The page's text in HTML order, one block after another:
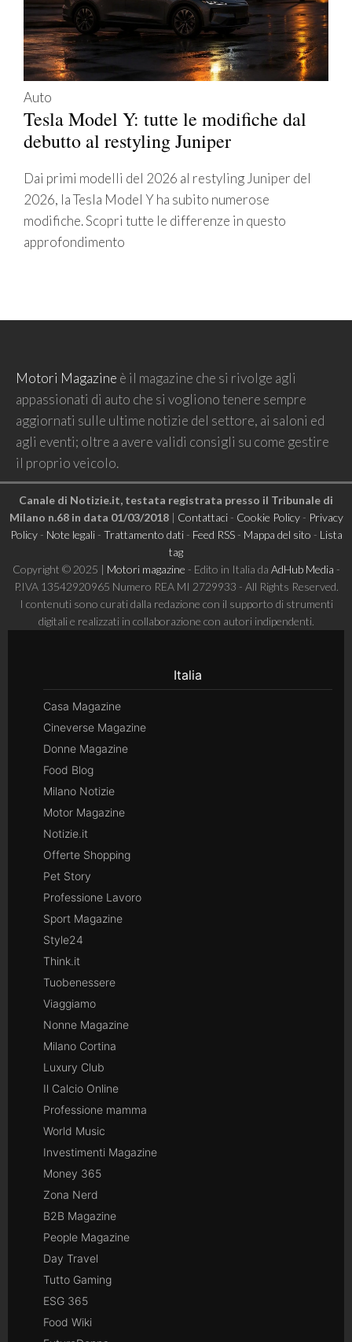
Auto
Tesla Model Y: tutte le modifiche dal
debutto al restyling Juniper
Dai primi modelli del 2026 al restyling Juniper del
2026, la Tesla Model Y ha subito numerose
modifiche. Scopri tutte le differenze in questo
approfondimento
Motori Magazine è il magazine che si rivolge agli
appassionati di auto che si vogliono tenere sempre
aggiornati sulle ultime notizie del settore, ai saloni ed
agli eventi; oltre a avere validi consigli su come gestire
il proprio veicolo.
Canale di Notizie.it, testata registrata presso il Tribunale di
Milano n.68 in data 01/03/2018| Contattaci- Cookie Policy- Privacy
Policy- Note legali- Trattamento dati- Feed RSS- Mappa del sito - Lista
tag
Copyright © 2025 | Motori magazine - Edito in Italia da AdHub Media -
P.IVA 13542920965 Numero REA MI 2729933 - All Rights Reserved.
I contenuti sono curati dalla redazione con il supporto di strumenti
digitali e realizzati in collaborazione con autori indipendenti.
Italia
Casa Magazine
Cineverse Magazine
Donne Magazine
Food Blog
Milano Notizie
Motor Magazine
Notizie.it
Offerte Shopping
Pet Story
Professione Lavoro
Sport Magazine
Style24
Think.it
Tuobenessere
Viaggiamo
Nonne Magazine
Milano Cortina
Luxury Club
Il Calcio Online
Professione mamma
World Music
Investimenti Magazine
Money 365
Zona Nerd
B2B Magazine
People Magazine
Day Travel
Tutto Gaming
ESG 365
Food Wiki